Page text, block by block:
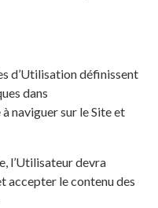
d’Utilisation définissent
dans
naviguer sur le Site et
l’Utilisateur devra
accepter le contenu des